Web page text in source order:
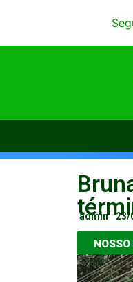
admin 23/
NOSSO